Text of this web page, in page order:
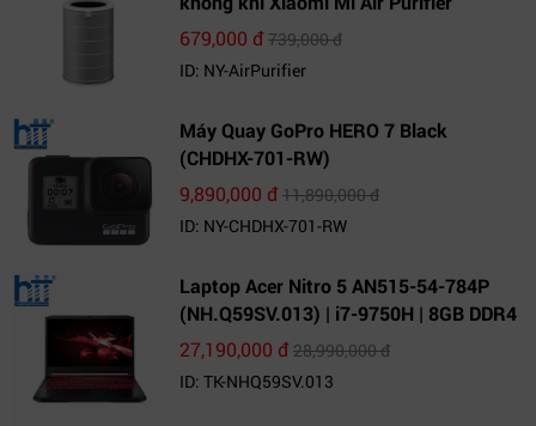
679,000 đ739,000 đ
ID: NY-AirPurifier
Máy Quay GoPro HERO 7 Black
(CHDHX-701-RW)
9,890,000 đ11,890,000 đ
ID: NY-CHDHX-701-RW
Laptop Acer Nitro 5 AN515-54-784P
(NH.Q59SV.013) | i7-9750H | 8GB DDR4
| 1TB HDD | GeForce GTX 1650 4GB |
27,190,000 đ28,990,000 đ
ID: TK-NHQ59SV.013